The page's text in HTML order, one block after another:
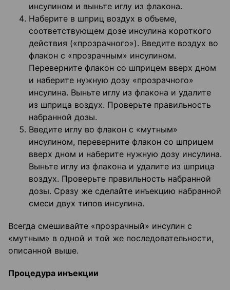
инсулином и выньте иглу из флакона.
Наберите в шприц воздух в объеме,
соответствующем дозе инсулина короткого
действия («прозрачного»). Введите воздух во
флакон с «прозрачным» инсулином.
Переверните флакон со шприцем вверх дном
и наберите нужную дозу «прозрачного»
инсулина. Выньте иглу из флакона и удалите
из шприца воздух. Проверьте правильность
набранной дозы.
Введите иглу во флакон с «мутным»
инсулином, переверните флакон со шприцем
вверх дном и наберите нужную дозу инсулина.
Выньте иглу из флакона и удалите из шприца
воздух. Проверьте правильность набранной
дозы. Сразу же сделайте инъекцию набранной
смеси двух типов инсулина.
Всегда смешивайте «прозрачный» инсулин с
«мутным» в одной и той же последовательности,
описанной выше.
Процедура инъекции